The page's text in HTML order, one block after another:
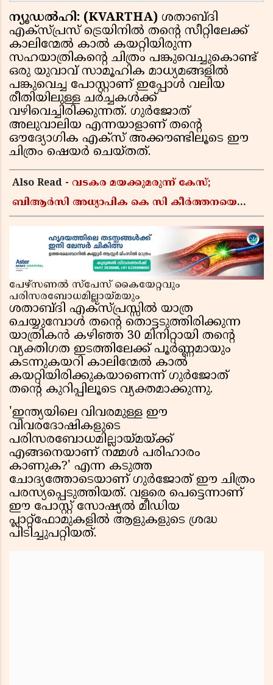
ന്യൂഡൽഹി: (KVARTHA) ശതാബ്ദി
എക്സ്പ്രസ് ട്രെയിനിൽ തൻ്റെ സീറ്റിലേക്ക്
കാലിന്മേൽ കാൽ കയറ്റിയിരുന്ന
സഹയാത്രികൻ്റെ ചിത്രം പങ്കുവെച്ചുകൊണ്ട്
ഒരു യുവാവ് സാമൂഹിക മാധ്യമങ്ങളിൽ
പങ്കുവെച്ച പോസ്റ്റാണ് ഇപ്പോൾ വലിയ
രീതിയിലുള്ള ചർച്ചകൾക്ക്
വഴിവെച്ചിരിക്കുന്നത്. ഗുർജോത്
അലുവാലിയ എന്നയാളാണ് തൻ്റെ
ഔദ്യോഗിക എക്സ് അക്കൗണ്ടിലൂടെ ഈ
ചിത്രം ഷെയർ ചെയ്തത്.
Also Read - വടകര മയക്കുമരുന്ന് കേസ്;
ബിആർസി അധ്യാപിക കെ സി കീർത്തനയെ
പേഴ്സണൽ സ്പേസ് കൈയേറ്റവും
പരിസരബോധമില്ലായ്മയും
ശതാബ്ദി എക്സ്പ്രസ്സിൽ യാത്ര
ചെയ്യുമ്പോൾ തൻ്റെ തൊട്ടടുത്തിരിക്കുന്ന
യാത്രികൻ കഴിഞ്ഞ 30 മിനിറ്റായി തൻ്റെ
വ്യക്തിഗത ഇടത്തിലേക്ക് പൂർണ്ണമായും
കടന്നുകയറി കാലിന്മേൽ കാൽ
കയറ്റിയിരിക്കുകയാണെന്ന് ഗുർജോത്
തൻ്റെ കുറിപ്പിലൂടെ വ്യക്തമാക്കുന്നു.
'ഇന്ത്യയിലെ വിവരമുള്ള ഈ
വിവരദോഷികളുടെ
പരിസരബോധമില്ലായ്മയ്ക്ക്
എങ്ങനെയാണ് നമ്മൾ പരിഹാരം
കാണുക?' എന്ന കടുത്ത
ചോദ്യത്തോടെയാണ് ഗുർജോത് ഈ ചിത്രം
പരസ്യപ്പെടുത്തിയത്. വളരെ പെട്ടെന്നാണ്
ഈ പോസ്റ്റ് സോഷ്യൽ മീഡിയ
പ്ലാറ്റ്‌ഫോമുകളിൽ ആളുകളുടെ ശ്രദ്ധ
പിടിച്ചുപറ്റിയത്.